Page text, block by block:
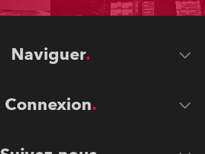
Naviguer
Connexion